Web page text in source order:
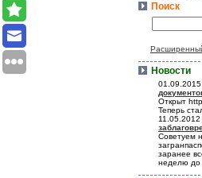
Поиск
Новости
01.09.2015
Открыт
Теперь
11.05.2012
Советуем
заранее
неделю до